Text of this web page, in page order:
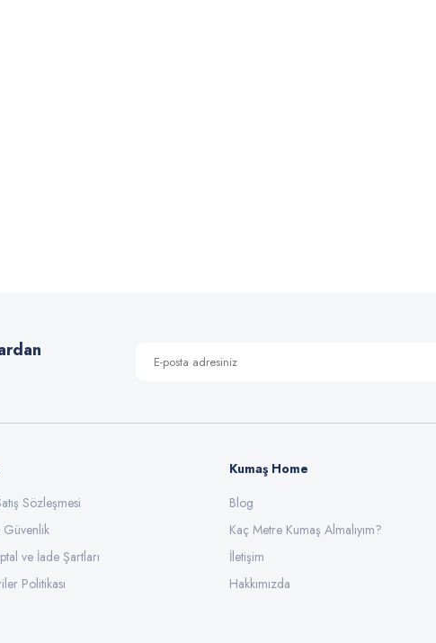
Gönder
Sözleşmesi
ve İade Şartları
Politikası
Kumaş Home
Blog
Kaç Metre Kumaş Almalıyım?
İletişim
Hakkımızda